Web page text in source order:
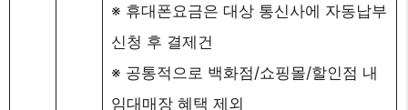
※ 휴대폰요금은 대상 통신사에 자동납부
신청 후 결제건
※ 공통적으로 백화점/쇼핑몰/할인점 내
임대매장 혜택 제외